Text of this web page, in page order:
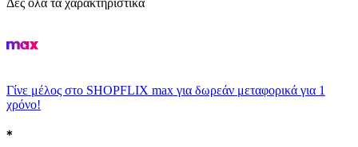
Γίνε μέλος στο SHOPFLIX max για δωρεάν μεταφορικά για 1
χρόνο!